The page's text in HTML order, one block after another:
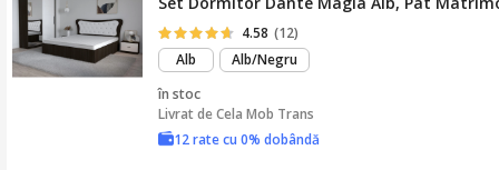
4.58 (12)
Alb
Alb/Negru
în stoc
Livrat deCela Mob Trans
12 rate cu 0% dobândă